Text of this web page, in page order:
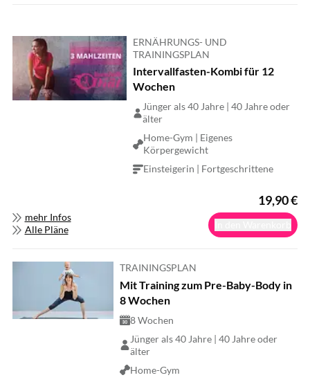
ERNÄHRUNGS- UND
TRAININGSPLAN
Intervallfasten-Kombi für 12
Wochen
Jünger als 40 Jahre | 40 Jahre oder
älter
Home-Gym | Eigenes
Körpergewicht
Einsteigerin | Fortgeschrittene
mehr Infos
Alle Pläne
19,90€
TRAININGSPLAN
Mit Training zum Pre-Baby-Body in
8 Wochen
8 Wochen
Jünger als 40 Jahre | 40 Jahre oder
älter
Home-Gym